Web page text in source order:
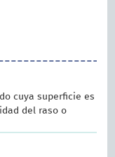
cuya superficie es
del raso o